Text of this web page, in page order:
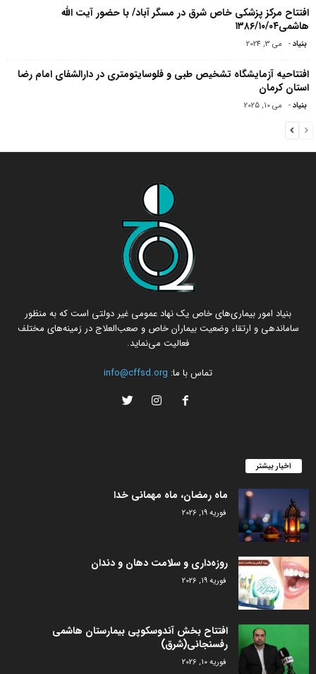
افتتاح مرکز پزشکی خاص شرق در مسگر آباد/ با حضور آیت الله
هاشمی۱۳۸۶/۱۰/۰۴
بنیاد- می 3, 2024
افتتاحیه آزمایشگاه تشخیص طبی و فلوسایتومتری در دارالشفای امام رضا
استان کرمان
بنیاد- می 10, 2025
بنیاد امور بیماری‌های خاص یک نهاد عمومی غیر دولتی است که به منظور
ساماندهی و ارتقاء وضعیت بیماران خاص و صعب‌العلاج در زمینه‌های مختلف
فعالیت می‌نماید.
تماس با ما: info@cffsd.org
اخبار بیشتر
ماه رمضان، ماه مهمانی خدا
فوریه 19, 2026
روزه‌داری و سلامت دهان و دندان
فوریه 19, 2026
افتتاح بخش آندوسکوپی بیمارستان هاشمی
رفسنجانی(شرق)
فوریه 10, 2026